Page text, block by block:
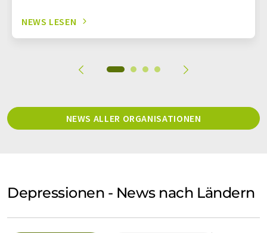
NEWS LESEN
NEWS ALLER ORGANISATIONEN
Depressionen - News nach Ländern